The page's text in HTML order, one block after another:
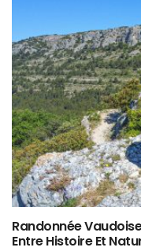
Randonnée
Entre Histoire Et